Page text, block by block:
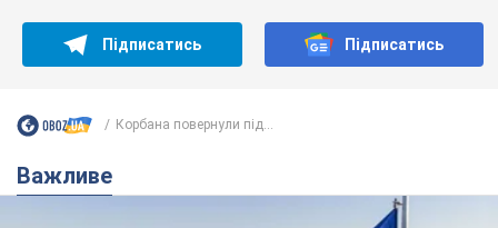
Підписатись Підписатись
Корбана повернули під...
Важливе